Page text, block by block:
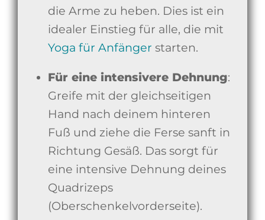
die Arme zu heben. Dies ist ein
idealer Einstieg für alle, die mit
Yoga für Anfänger starten.
Für eine intensivere Dehnung:
Greife mit der gleichseitigen
Hand nach deinem hinteren
Fuß und ziehe die Ferse sanft in
Richtung Gesäß. Das sorgt für
eine intensive Dehnung deines
Quadrizeps
(Oberschenkelvorderseite).